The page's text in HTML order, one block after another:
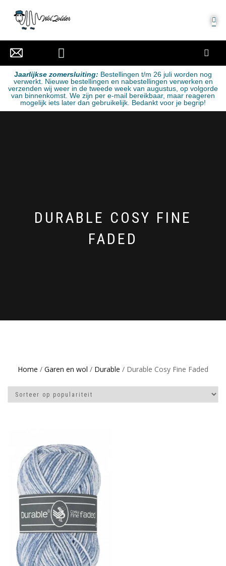
Jaarlijkse zomersluiting: Bestellingen t/m 26 juli worden nog
verwerkt. Nieuwe bestellingen en nabestellingen verwerken en
verzenden wij weer in de tweede week van augustus, op volgorde
van binnenkomst. We zijn per e-mail bereikbaar, maar reageren
mogelijk iets later dan gebruikelijk. Bedankt voor je begrip!
DURABLE COSY FINE
FADED
Home / Garen en wol / Durable / Durable Cosy Fine Faded